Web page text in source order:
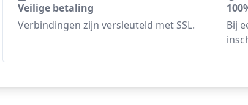
Veilige betaling
Verbindingen zijn versleuteld met SSL.
Bij